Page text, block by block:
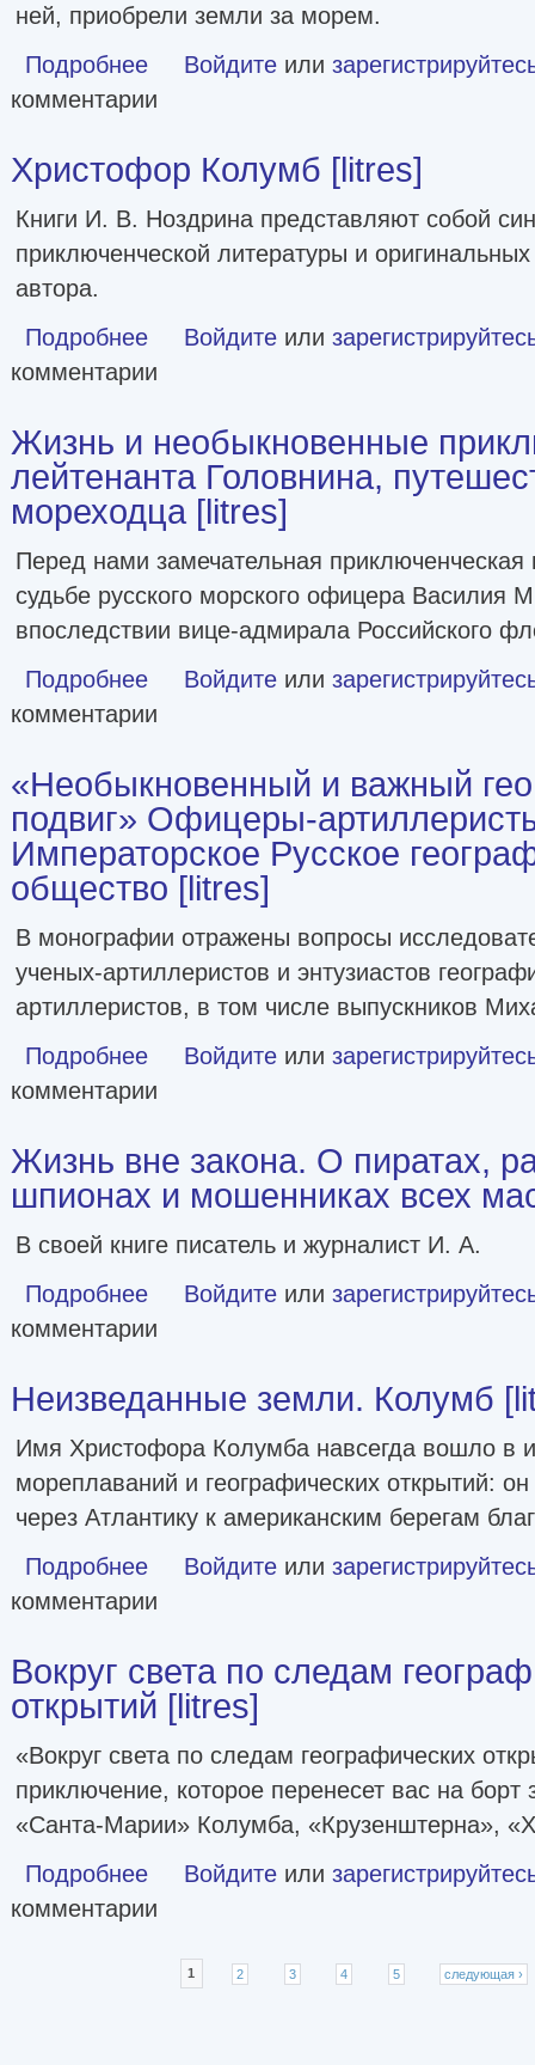
ней, приобрели земли за морем.
Подробнее о Европейские колониальные империи в XVIII веке.
Войдите или
комментарии
Христофор Колумб [litres]
Книги И. В. Ноздрина представляют собой
приключенческой литературы и
автора.
Подробнее о Христофор Колумб [litres]
Войдите или
комментарии
Жизнь и необыкновенные
лейтенанта Головнина,
мореходца [litres]
Перед нами замечательная приключенческая
судьбе русского морского офицера Василия
впоследствии вице-адмирала Российского
Подробнее о Жизнь и необыкновенные приключения капитан-
Войдите или
комментарии
«Необыкновенный и важный
подвиг» Офицеры-
Императорское Русское
общество [litres]
В монографии отражены вопросы
ученых-артиллеристов и энтузиастов
артиллеристов, в том числе выпускников
Подробнее о «Необыкновенный и важный географический
Войдите или
комментарии
Жизнь вне закона. О пиратах,
шпионах и мошенниках всех
В своей книге писатель и журналист И. А.
Подробнее о Жизнь вне закона. О пиратах, разбойниках, шпионах
Войдите или
комментарии
Неизведанные земли. Колумб
Имя Христофора Колумба навсегда вошло в
мореплаваний и географических открытий:
через Атлантику к американским берегам
Подробнее о Неизведанные земли. Колумб [litres]
Войдите или
комментарии
Вокруг света по следам
открытий [litres]
«Вокруг света по следам географических
приключение, которое перенесет вас на борт
«Санта-Марии» Колумба, «Крузенштерна»,
Подробнее о Вокруг света по следам географических открытий
Войдите или
комментарии
1 2 3 4 5 следующая ›